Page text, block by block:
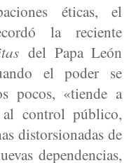
éticas, el
la reciente
del Papa León
el poder se
pocos, «tiende a
control público,
distorsionadas de
dependencias,